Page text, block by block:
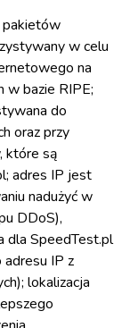
pakietów
w celu
na
w bazie RIPE;
do
oraz przy
które są
adres IP jest
nadużyć w
DDoS),
dla SpeedTest.pl
IP z
lokalizacja